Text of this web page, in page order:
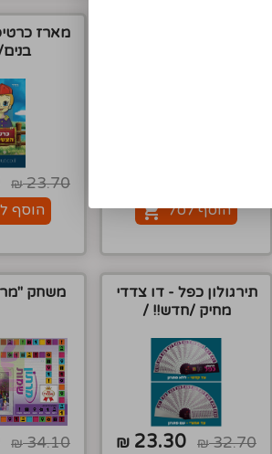
הוסף לסל
מארז
23.70
₪
הוסף
תירגולון כפל - דו צדדי
מחיק /חדש!! /
32.70
₪
23.30
₪
משחק
34.10
₪